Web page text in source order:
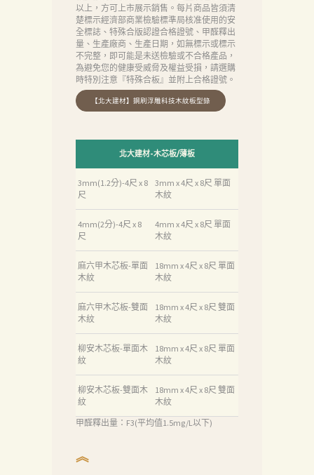
以上，方可上市展示銷售。每片商品皆須清
楚標示經濟部商業檢驗標準局核准使用的安
全標誌、特殊合版認證合格證號、甲醛釋出
量、生產廠商、生產日期，如無標示或標示
不完整，即可能是未送檢驗或不合格產品，
為避免您的健康受威脅及權益受損，請選購
時特別注意『特殊合板』並附上合格證號。
北大建材-木芯板/薄板
3mm(1.2分)-4尺 x 8
尺
3mm x 4尺 x 8尺 單面
木紋
4mm(2分)-4尺 x 8
尺
4mm x 4尺 x 8尺 單面
木紋
麻六甲木芯板-單面
木紋
18mm x 4尺 x 8尺 單面
木紋
麻六甲木芯板-雙面
木紋
18mm x 4尺 x 8尺 雙面
木紋
柳安木芯板-單面木
紋
18mm x 4尺 x 8尺 單面
木紋
柳安木芯板-雙面木
紋
18mm x 4尺 x 8尺 雙面
木紋
甲醛釋出量：F3(平均值1.5mg/L以下)
︽